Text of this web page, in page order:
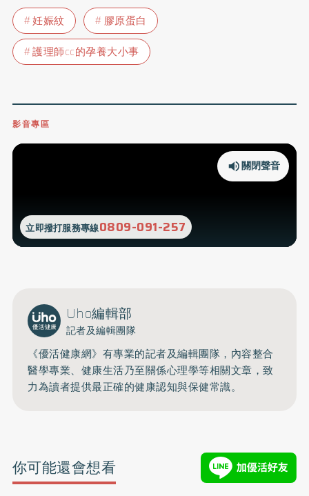
妊娠紋
膠原蛋白
護理師cc的孕養大小事
影音專區
立即撥打服務專線0809-091-257
關閉聲音
Uho編輯部
記者及編輯團隊
《優活健康網》有專業的記者及編輯團隊，內容整合
醫學專業、健康生活乃至關係心理學等相關文章，致
力為讀者提供最正確的健康認知與保健常識。
你可能還會想看